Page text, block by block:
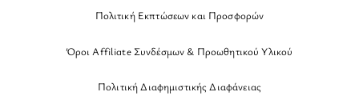
Πολιτική Εκπτώσεων και Προσφορών
Όροι Affiliate Συνδέσμων & Προωθητικού Υλικού
Πολιτική Διαφημιστικής Διαφάνειας